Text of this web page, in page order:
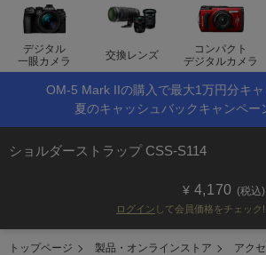
デジタル
一眼カメラ
交換レンズ
コンパクト
デジタルカメラ
OM-5 Mark IIの購入で最大1万円分キャ
夏のキャッシュバックキャンペー
ショルダーストラップ CSS-S114
4,170 (税込)
ログイン して会員価格をチェック!
トップページ 製品・オンラインストア アク